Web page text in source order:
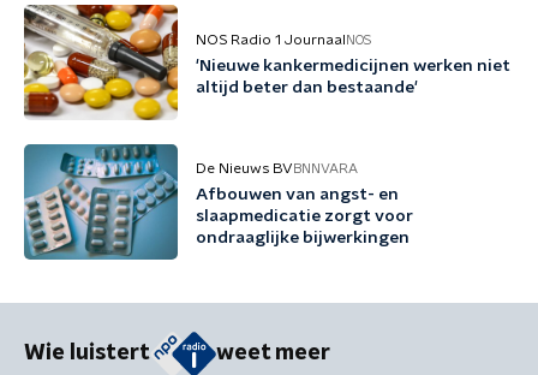
NOS Radio 1 Journaal NOS
'Nieuwe kankermedicijnen werken niet
altijd beter dan bestaande'
De Nieuws BV BNNVARA
Afbouwen van angst- en
slaapmedicatie zorgt voor
ondraaglijke bijwerkingen
Wie luistert weet meer